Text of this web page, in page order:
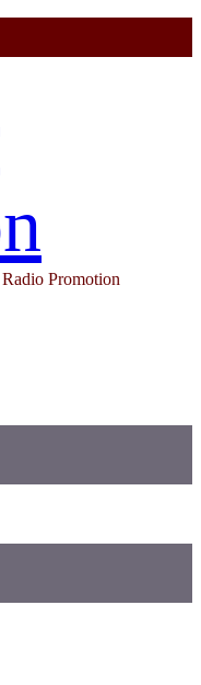
Promotion